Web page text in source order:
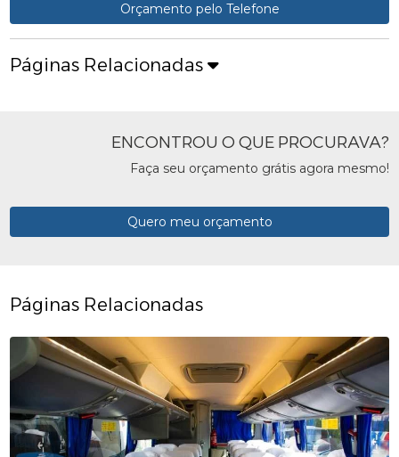
Orçamento pelo Telefone
Páginas Relacionadas
ENCONTROU O QUE PROCURAVA?
Faça seu orçamento grátis agora mesmo!
Quero meu orçamento
Páginas Relacionadas